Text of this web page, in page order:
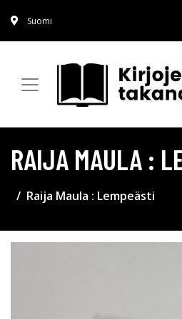
Suomi
RAIJA MAULA :
Raija Maula : Lempeästi